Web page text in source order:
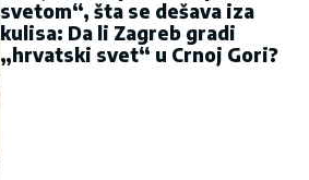
svetom“, šta se dešava iza
kulisa: Da li Zagreb gradi
„hrvatski svet“ u Crnoj Gori?